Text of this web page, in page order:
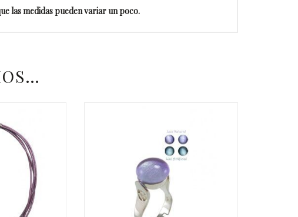
las medidas pueden variar un poco.